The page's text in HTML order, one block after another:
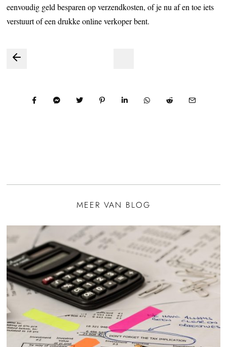
eenvoudig geld besparen op verzendkosten, of je nu af en toe iets
verstuurt of een drukke online verkoper bent.
Bericht
MEER VAN BLOG